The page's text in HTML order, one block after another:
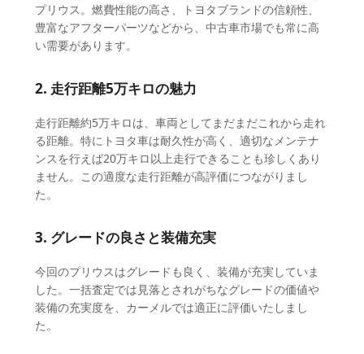
プリウス。燃費性能の高さ、トヨタブランドの信頼性、
豊富なアフターパーツなどから、中古車市場でも常に高
い需要があります。
2. 走行距離5万キロの魅力
走行距離約5万キロは、車両としてまだまだこれから走れ
る距離。特にトヨタ車は耐久性が高く、適切なメンテナ
ンスを行えば20万キロ以上走行できることも珍しくあり
ません。この適度な走行距離が高評価につながりまし
た。
3. グレードの良さと装備充実
今回のプリウスはグレードも良く、装備が充実していま
した。一括査定では見落とされがちなグレードの価値や
装備の充実度を、カーメルでは適正に評価いたしまし
た。